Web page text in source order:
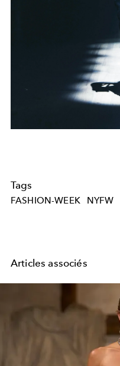
Tags
FASHION-WEEK NYFW
Articles associés